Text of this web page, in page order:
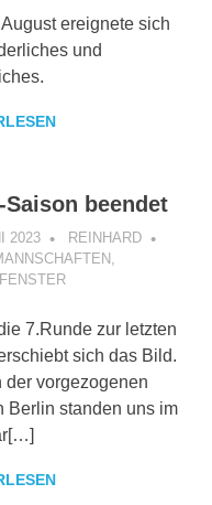
ereignete sich
und
Saison beendet
2023
REINHARD
,
7.Runde zur letzten
sich das Bild.
der vorgezogenen
Berlin standen uns im